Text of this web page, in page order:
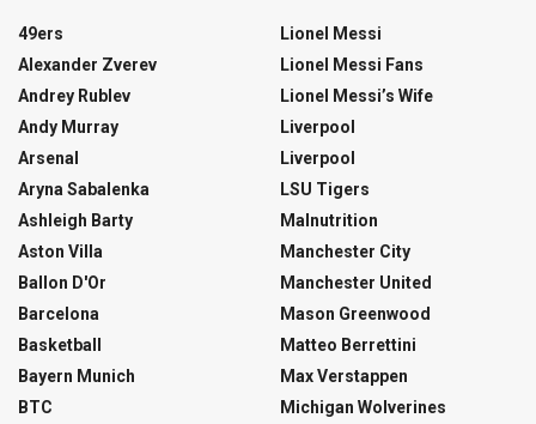
49ers
Alexander Zverev
Andrey Rublev
Andy Murray
Arsenal
Aryna Sabalenka
Ashleigh Barty
Aston Villa
Ballon D'Or
Barcelona
Basketball
Bayern Munich
BTC
Lionel Messi
Lionel Messi Fans
Lionel Messi’s Wife
Liverpool
Liverpool
LSU Tigers
Malnutrition
Manchester City
Manchester United
Mason Greenwood
Matteo Berrettini
Max Verstappen
Michigan Wolverines